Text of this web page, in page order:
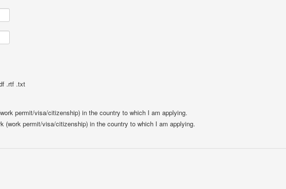
.rtf .txt
permit/visa/citizenship) in the country to which I am applying.
(work permit/visa/citizenship) in the country to which I am applying.